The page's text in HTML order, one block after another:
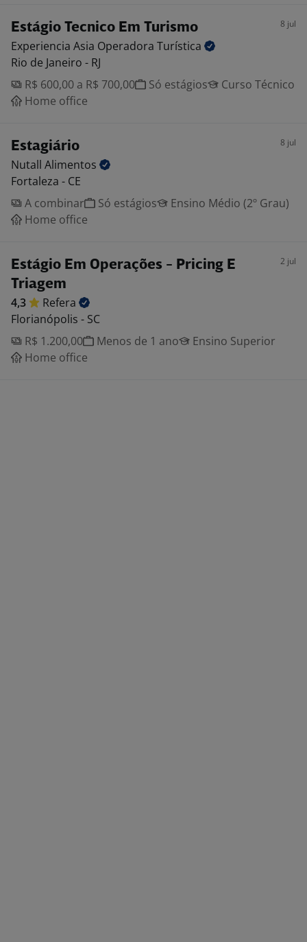
Estágio Tecnico Em Turismo 8 jul
Experiencia Asia Operadora Turística
Rio de Janeiro - RJ
R$ 600,00 a R$ 700,00
Só estágios
Curso Técnico
Home office
Estagiário 8 jul
Nutall Alimentos
Fortaleza - CE
A combinar
Só estágios
Ensino Médio (2º Grau)
Home office
Estágio Em Operações - Pricing E
Triagem
2 jul
4,3
Refera
Florianópolis - SC
R$ 1.200,00
Menos de 1 ano
Ensino Superior
Home office